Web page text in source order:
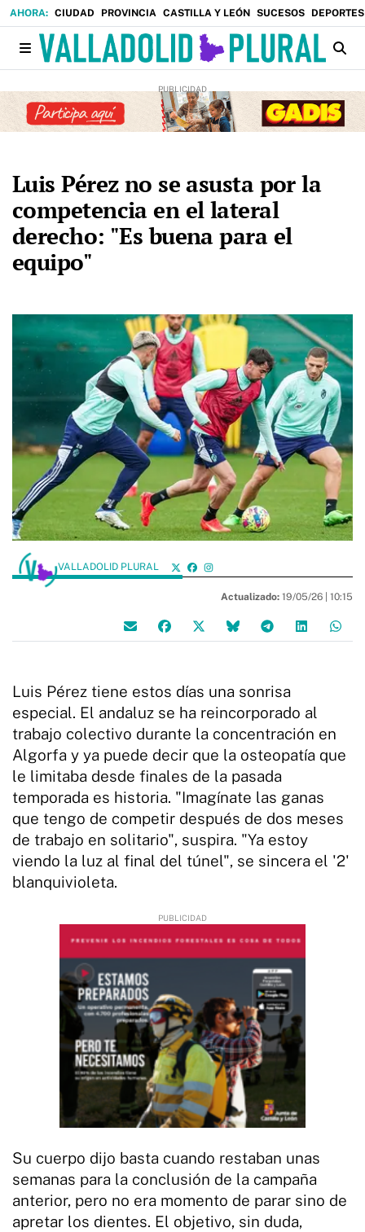
CIUDAD PROVINCIA CASTILLA Y LEÓN SUCESOS DEPORTES
Luis Pérez no se asusta por la
competencia en el lateral
derecho: "Es buena para el
equipo"
VALLADOLID PLURAL
Actualizado: 19/05/26 | 10:15
Luis Pérez tiene estos días una sonrisa
especial. El andaluz se ha reincorporado al
trabajo colectivo durante la concentración en
Algorfa y ya puede decir que la osteopatía que
le limitaba desde finales de la pasada
temporada es historia. "Imagínate las ganas
que tengo de competir después de dos meses
de trabajo en solitario", suspira. "Ya estoy
viendo la luz al final del túnel", se sincera el '2'
blanquivioleta.
Su cuerpo dijo basta cuando restaban unas
semanas para la conclusión de la campaña
anterior, pero no era momento de parar sino de
apretar los dientes. El objetivo, sin duda,